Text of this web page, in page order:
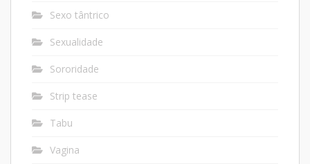
Sexo tântrico
Sexualidade
Sororidade
Strip tease
Tabu
Vagina